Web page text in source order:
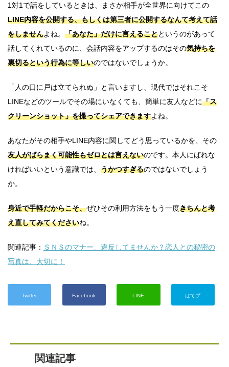
1対1で話をしているときは、まさか相手が全世界に向けてこの
LINE内容を公開する、もしくは第三者に公開するなんて考えて話
をしませんよね。 「あなた」だけに言えることというのがあって
話してくれているのに、会話内容をアップするのはその気持ちを
裏切るという行為に等しいのではないでしょうか。
「人の口に戸は立てられぬ」と言いますし、現代ではそれこそ
LINEなどのツールでその場にいなくても、簡単に友人などに「ス
クリーンショット」を撮ってシェアできますよね。
あなたがその相手やLINE内容に関してどう思っているかを、その
友人がばらまく可能性もゼロとは言えないのです。本人にばれな
ければいいという意識では、 うかつすぎるのではないでしょう
か。
身近で手軽だからこそ、ぜひその利用方法をもう一度きちんと考
え直してみてくださいね。
関連記事： ＳＮＳのマナー、違反してませんか？恋人との秘密の
写真は、大切に！
Twitter Facebook LINE はてブ
関連記事